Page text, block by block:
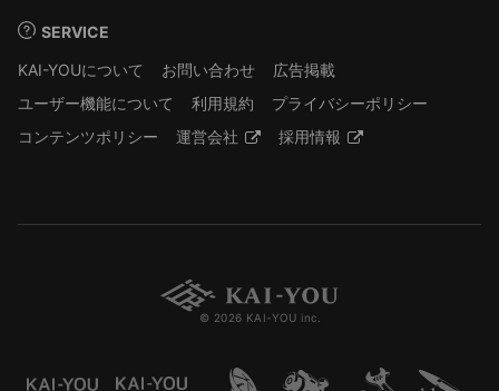
SERVICE
KAI-YOUについて
お問い合わせ
広告掲載
ユーザー機能について
利用規約
プライバシーポリシー
コンテンツポリシー
運営会社 採用情報
© 2026 KAI-YOU inc.